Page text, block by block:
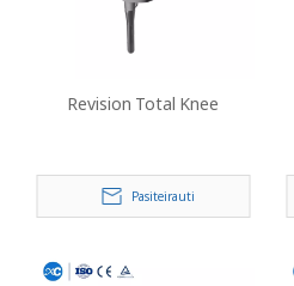
Revision Total Knee
Pasiteirauti